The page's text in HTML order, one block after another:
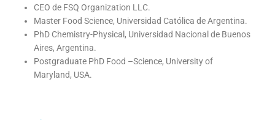
CEO de FSQ Organization LLC.
Master Food Science, Universidad Católica de Argentina.
PhD Chemistry-Physical, Universidad Nacional de Buenos
Aires, Argentina.
Postgraduate PhD Food –Science, University of
Maryland, USA.